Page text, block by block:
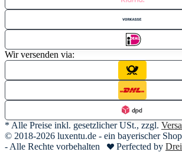
Wir versenden via:
* Alle Preise inkl. gesetzlicher USt., zzgl.
© 2018-2026 luxentu.de - ein bayerischer
- Alle Rechte vorbehalten
Perfected by